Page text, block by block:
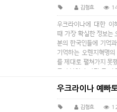
김형효
우크라이나에 대한 이
때 가장 확실한 정보는
분의 한국인들에 기억
기억하는 오렌지혁명
를 제대로 펼쳐가지 못
들의 분열이 가장 큰 이
우크라이나 예빠
김형효